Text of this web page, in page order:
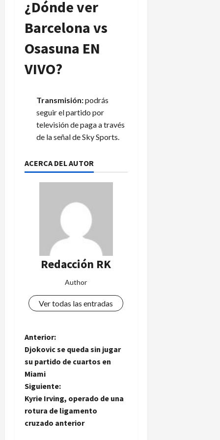
¿Dónde ver
Barcelona vs
Osasuna EN
VIVO?
Transmisión:podrás
seguir el partido por
televisión de paga a través
de la señal de Sky Sports.
ACERCA DEL AUTOR
Redacción RK
Author
Ver todas las entradas
N
a
v
e
g
Anterior:
Djokovic se queda sin jugar
su partido de cuartos en
Miami
Siguiente:
Kyrie Irving, operado de una
rotura de ligamento
cruzado anterior